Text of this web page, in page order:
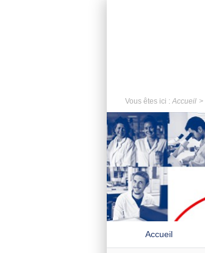
Vous êtes ici : Accueil
Accueil